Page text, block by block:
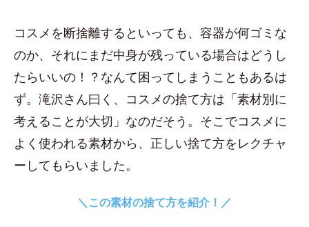
コスメを断捨離するといっても、容器が何ゴミな
のか、それにまだ中身が残っている場合はどうし
たらいいの！？なんて困ってしまうこともあるは
ず。滝沢さん曰く、コスメの捨て方は「素材別に
考えることが大切」なのだそう。そこでコスメに
よく使われる素材から、正しい捨て方をレクチャ
ーしてもらいました。
＼この素材の捨て方を紹介！／